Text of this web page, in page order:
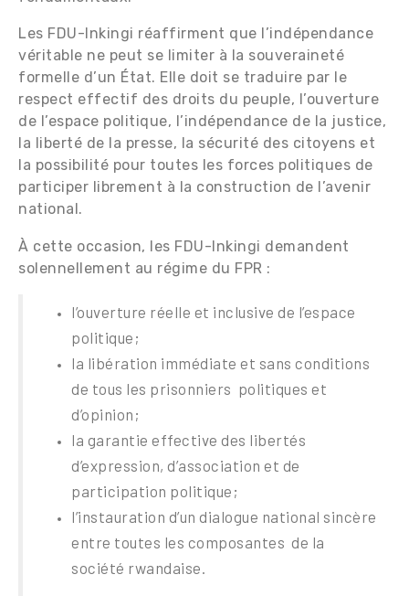
Les FDU-Inkingi réaffirment que l’indépendance
véritable ne peut se limiter à la souveraineté
formelle d’un État. Elle doit se traduire par le
respect effectif des droits du peuple, l’ouverture
de l’espace politique, l’indépendance de la justice,
la liberté de la presse, la sécurité des citoyens et
la possibilité pour toutes les forces politiques de
participer librement à la construction de l’avenir
national.
À cette occasion, les FDU-Inkingi demandent
solennellement au régime du FPR :
l’ouverture réelle et inclusive de l’espace
politique;
la libération immédiate et sans conditions
de tous les prisonniers politiques et
d’opinion;
la garantie effective des libertés
d’expression, d’association et de
participation politique;
l’instauration d’un dialogue national sincère
entre toutes les composantes de la
société rwandaise.